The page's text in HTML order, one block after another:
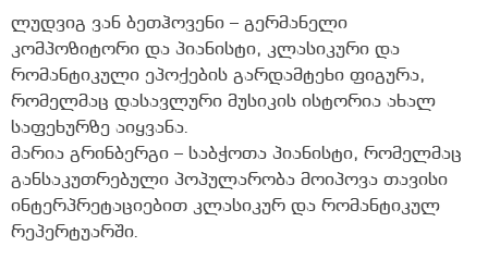
ლუდვიგ ვან ბეთჰოვენი – გერმანელი
კომპოზიტორი და პიანისტი, კლასიკური და
რომანტიკული ეპოქების გარდამტეხი ფიგურა,
რომელმაც დასავლური მუსიკის ისტორია ახალ
საფეხურზე აიყვანა.
მარია გრინბერგი – საბჭოთა პიანისტი, რომელმაც
განსაკუთრებული პოპულარობა მოიპოვა თავისი
ინტერპრეტაციებით კლასიკურ და რომანტიკულ
რეპერტუარში.